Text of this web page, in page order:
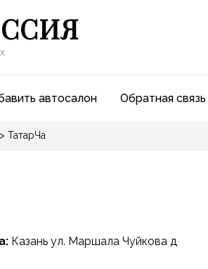
автосалон Обратная связь
> ТатарЧа
Казань ул. Маршала Чуйкова д